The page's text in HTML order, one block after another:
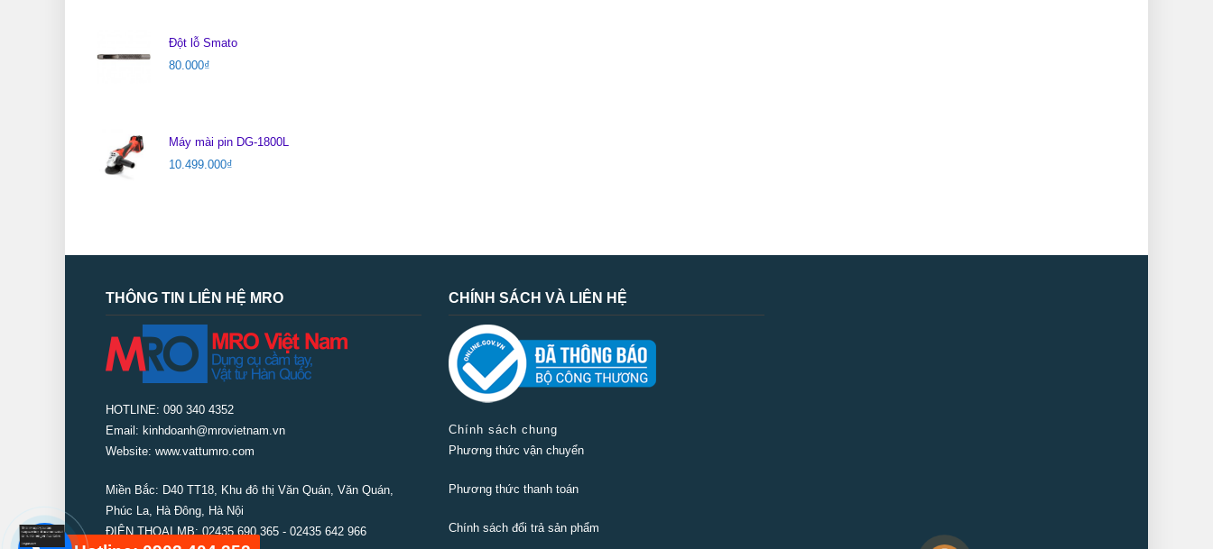
Đột lỗ Smato
80.000₫
Máy mài pin DG-1800L
10.499.000₫
THÔNG TIN LIÊN HỆ MRO
HOTLINE: 090 340 4352
Email: kinhdoanh@mrovietnam.vn
Website: www.vattumro.com
Miền Bắc: D40 TT18, Khu đô thị Văn Quán, Văn Quán,
Phúc La, Hà Đông, Hà Nội
ĐIỆN THOẠI MB: 02435 690 365 - 02435 642 966
CHÍNH SÁCH VÀ LIÊN HỆ
Chính sách chung
Phương thức vận chuyển
Phương thức thanh toán
Chính sách đổi trả sản phẩm